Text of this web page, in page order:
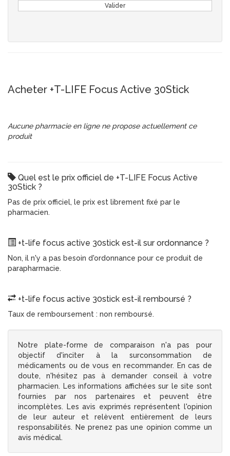
Valider
Acheter +T-LIFE Focus Active 30Stick
Aucune pharmacie en ligne ne propose actuellement ce
produit
Quel est le prix officiel de +T-LIFE Focus Active
30Stick ?
Pas de prix officiel, le prix est librement fixé par le
pharmacien.
+t-life focus active 30stick est-il sur ordonnance ?
Non, il n'y a pas besoin d'ordonnance pour ce produit de
parapharmacie.
+t-life focus active 30stick est-il remboursé ?
Taux de remboursement : non remboursé.
Notre plate-forme de comparaison n'a pas pour
objectif d'inciter à la surconsommation de
médicaments ou de vous en recommander. En cas de
doute, n'hésitez pas à demander conseil à votre
pharmacien. Les informations affichées sur le site sont
fournies par nos partenaires et peuvent être
incomplètes. Les avis exprimés représentent l'opinion
de leur auteur et relèvent entièrement de leurs
responsabilités. Ne prenez pas une opinion comme un
avis médical.